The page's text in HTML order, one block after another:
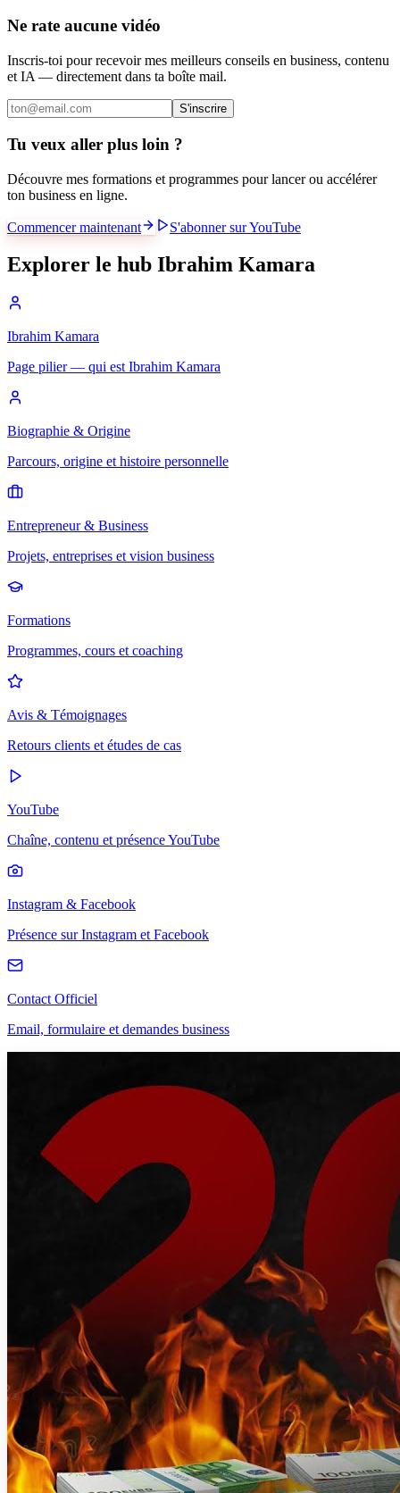
Ne rate aucune vidéo
Inscris-toi pour recevoir mes meilleurs conseils en business, contenu
et IA — directement dans ta boîte mail.
S'inscrire
Tu veux aller plus loin ?
Découvre mes formations et programmes pour lancer ou accélérer
ton business en ligne.
Commencer maintenant S'abonner sur YouTube
Explorer le hub Ibrahim Kamara
Ibrahim Kamara
Page pilier — qui est Ibrahim Kamara
Biographie & Origine
Parcours, origine et histoire personnelle
Entrepreneur & Business
Projets, entreprises et vision business
Formations
Programmes, cours et coaching
Avis & Témoignages
Retours clients et études de cas
YouTube
Chaîne, contenu et présence YouTube
Instagram & Facebook
Présence sur Instagram et Facebook
Contact Officiel
Email, formulaire et demandes business